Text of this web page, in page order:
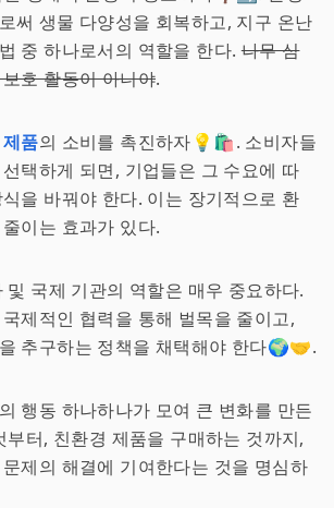
써 생물 다양성을 회복하고, 지구 온난
중 하나로서의 역할을 한다.나무 심
호 활동이 아니야.
품의 소비를 촉진하자💡🛍️. 소비자들
택하게 되면, 기업들은 그 수요에 따
을 바꿔야 한다. 이는 장기적으로 환
이는 효과가 있다.
및 국제 기관의 역할은 매우 중요하다.
제적인 협력을 통해 벌목을 줄이고,
추구하는 정책을 채택해야 한다🌍🤝.
행동 하나하나가 모여 큰 변화를 만든
부터, 친환경 제품을 구매하는 것까지,
제의 해결에 기여한다는 것을 명심하